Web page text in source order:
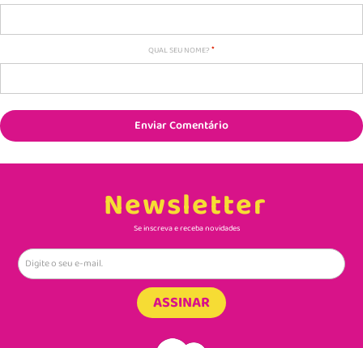
QUAL SEU NOME?
Enviar Comentário
Newsletter
Se inscreva e receba novidades
ASSINAR